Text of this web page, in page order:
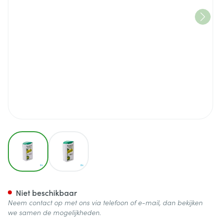
View larger image
Niet beschikbaar
Neem contact op met ons via telefoon of e-mail, dan bekijken
we samen de mogelijkheden.